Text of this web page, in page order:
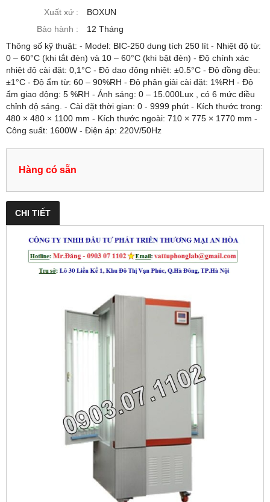
Xuất xứ :
BOXUN
Bảo hành :
12 Tháng
Thông số kỹ thuật: - Model: BIC-250 dung tích 250 lít - Nhiệt độ từ:
0 – 60°C (khi tắt đèn) và 10 – 60°C (khi bật đèn) - Độ chính xác
nhiệt độ cài đặt: 0,1°C - Độ dao động nhiệt: ±0.5°C - Độ đồng đều:
±1°C - Độ ẩm từ: 60 – 90%RH - Độ phân giải cài đặt: 1%RH - Độ
ẩm giao động: 5 %RH - Ánh sáng: 0 – 15.000Lux , có 6 mức điều
chỉnh độ sáng. - Cài đặt thời gian: 0 - 9999 phút - Kích thước trong:
480 × 480 × 1100 mm - Kích thước ngoài: 710 × 775 × 1770 mm -
Công suất: 1600W - Điện áp: 220V/50Hz
Hàng có sẵn
CHI TIẾT